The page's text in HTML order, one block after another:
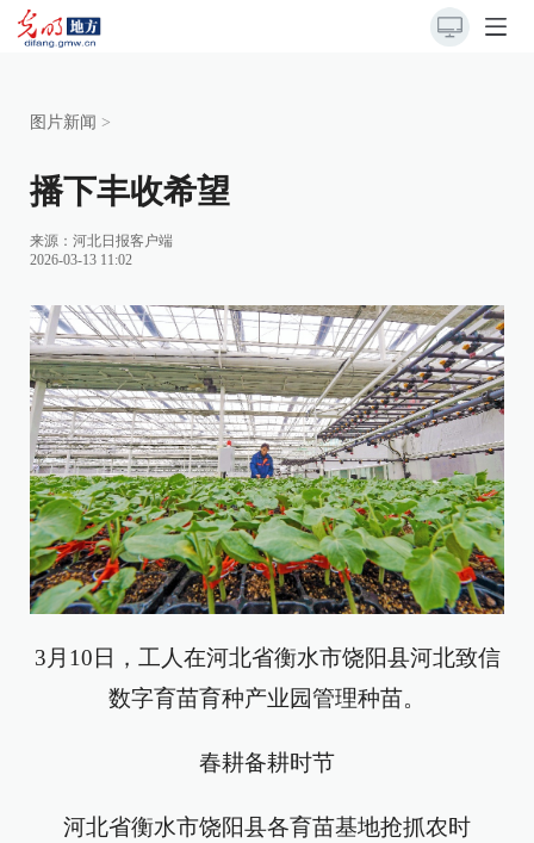
图片新闻 >
播下丰收希望
来源： 河北日报客户端
2026-03-13 11:02
3月10日，工人在河北省衡水市饶阳县河北致信
数字育苗育种产业园管理种苗。
春耕备耕时节
河北省衡水市饶阳县各育苗基地抢抓农时